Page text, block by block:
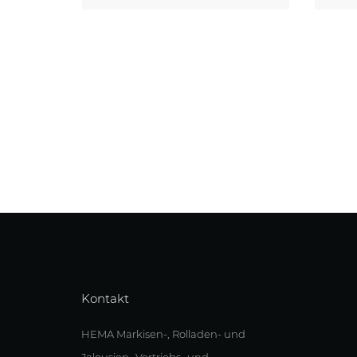
Kontakt
HEMA Markisen-, Rolladen- und